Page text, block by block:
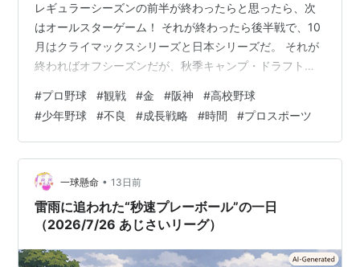
レギュラーシーズンの前半が終わったらと思ったら、次
はオールスターゲーム！ それが終わったら後半戦で、10
月はクライマックスシリーズと日本シリーズだ。 それが
終わればオフシーズンだが、秋季キャンプ・ドラフト、
というスポーツ・ゲーム自体は否定しない。 自分もやっ
てみて、面白いと感じたこともあった。ソフトボールだ
けどね。 でも、観戦してチームを応援することはあって
も、観ていて楽しくはなかった。 テレビで中継するっ
て、それだけ膨大な数の人が観る需要があるってこと
だ。 一時よりその数は減ったというが、…
#プロ野球 #観戦 #金 #阪神 #高校野球
#少年野球 #不良 #成長戦略 #時間 #プロスポーツ
一球懸命 • 13日前
雷雨に追われた“秒速プレーボール”の一日
（2026/7/26 あじさいリーグ）